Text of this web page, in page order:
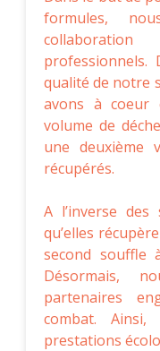
formules,
professionnels.
qualité de notre
avons à coeur
volume de
une deuxième
récupérés.
A l’inverse
qu’elles
second souffle
Désormais,
partenaires
combat.
prestations